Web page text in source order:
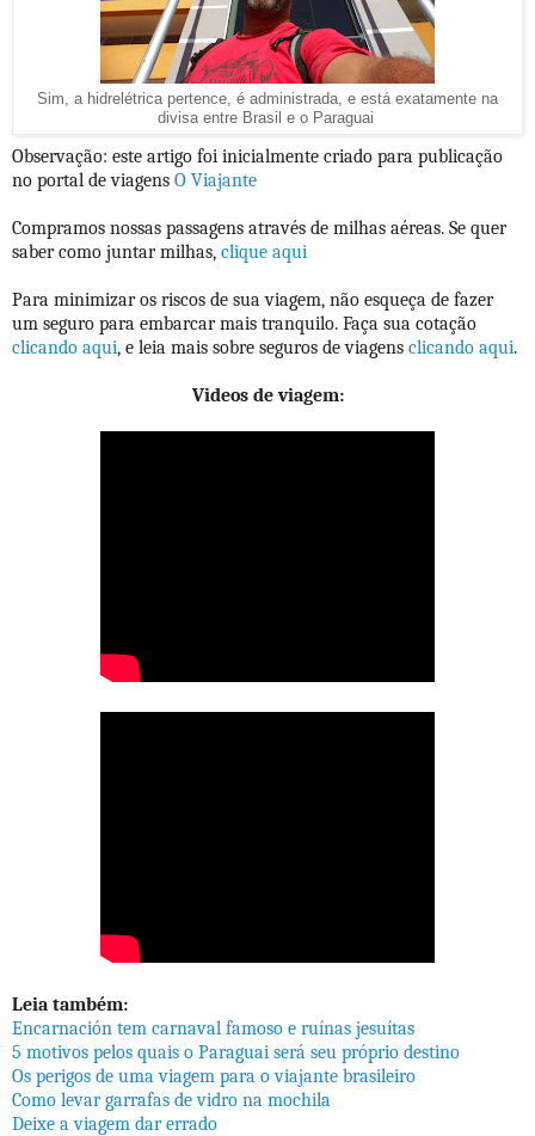
Sim, a hidrelétrica pertence, é administrada, e está exatamente na
divisa entre Brasil e o Paraguai
Observação: este artigo foi inicialmente criado para publicação
no portal de viagens O Viajante
Compramos nossas passagens através de milhas aéreas. Se quer
saber como juntar milhas, clique aqui
Para minimizar os riscos de sua viagem, não esqueça de fazer
um seguro para embarcar mais tranquilo. Faça sua cotação
clicando aqui, e leia mais sobre seguros de viagens clicando aqui.
Videos de viagem:
Leia também:
Encarnación tem carnaval famoso e ruínas jesuítas
5 motivos pelos quais o Paraguai será seu próprio destino
Os perigos de uma viagem para o viajante brasileiro
Como levar garrafas de vidro na mochila
Deixe a viagem dar errado